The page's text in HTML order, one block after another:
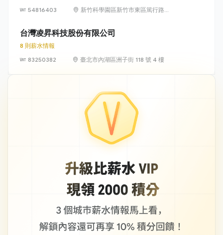
54816403
新竹科學園區新竹市東區篤行路6
台灣凌昇科技股份有限公司
8 則薪水情報
83250382
臺北市內湖區洲子街 118 號 4 樓